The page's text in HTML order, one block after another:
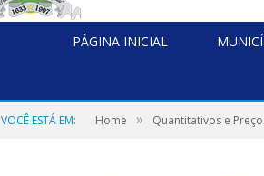
PÁGINA INICIAL
VOCÊ ESTÁ EM: Home » Quantitativos e